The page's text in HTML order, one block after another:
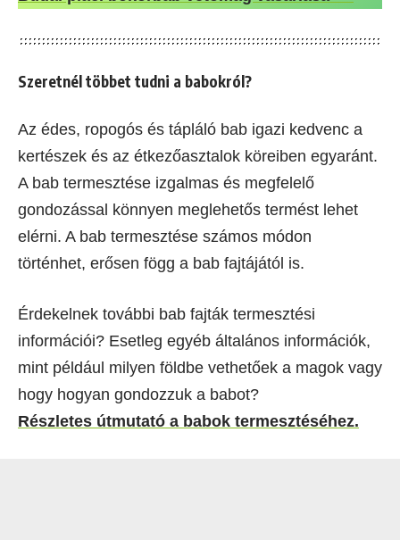
Szeretnél többet tudni a babokról?
Az édes, ropogós és tápláló bab igazi kedvenc a
kertészek és az étkezőasztalok köreiben egyaránt.
A bab termesztése izgalmas és megfelelő
gondozással könnyen meglehetős termést lehet
elérni. A bab termesztése számos módon
történhet, erősen fögg a bab fajtájától is.
Érdekelnek további bab fajták termesztési
információi? Esetleg egyéb általános információk,
mint például milyen földbe vethetőek a magok vagy
hogy hogyan gondozzuk a babot?
Részletes útmutató a babok termesztéséhez.